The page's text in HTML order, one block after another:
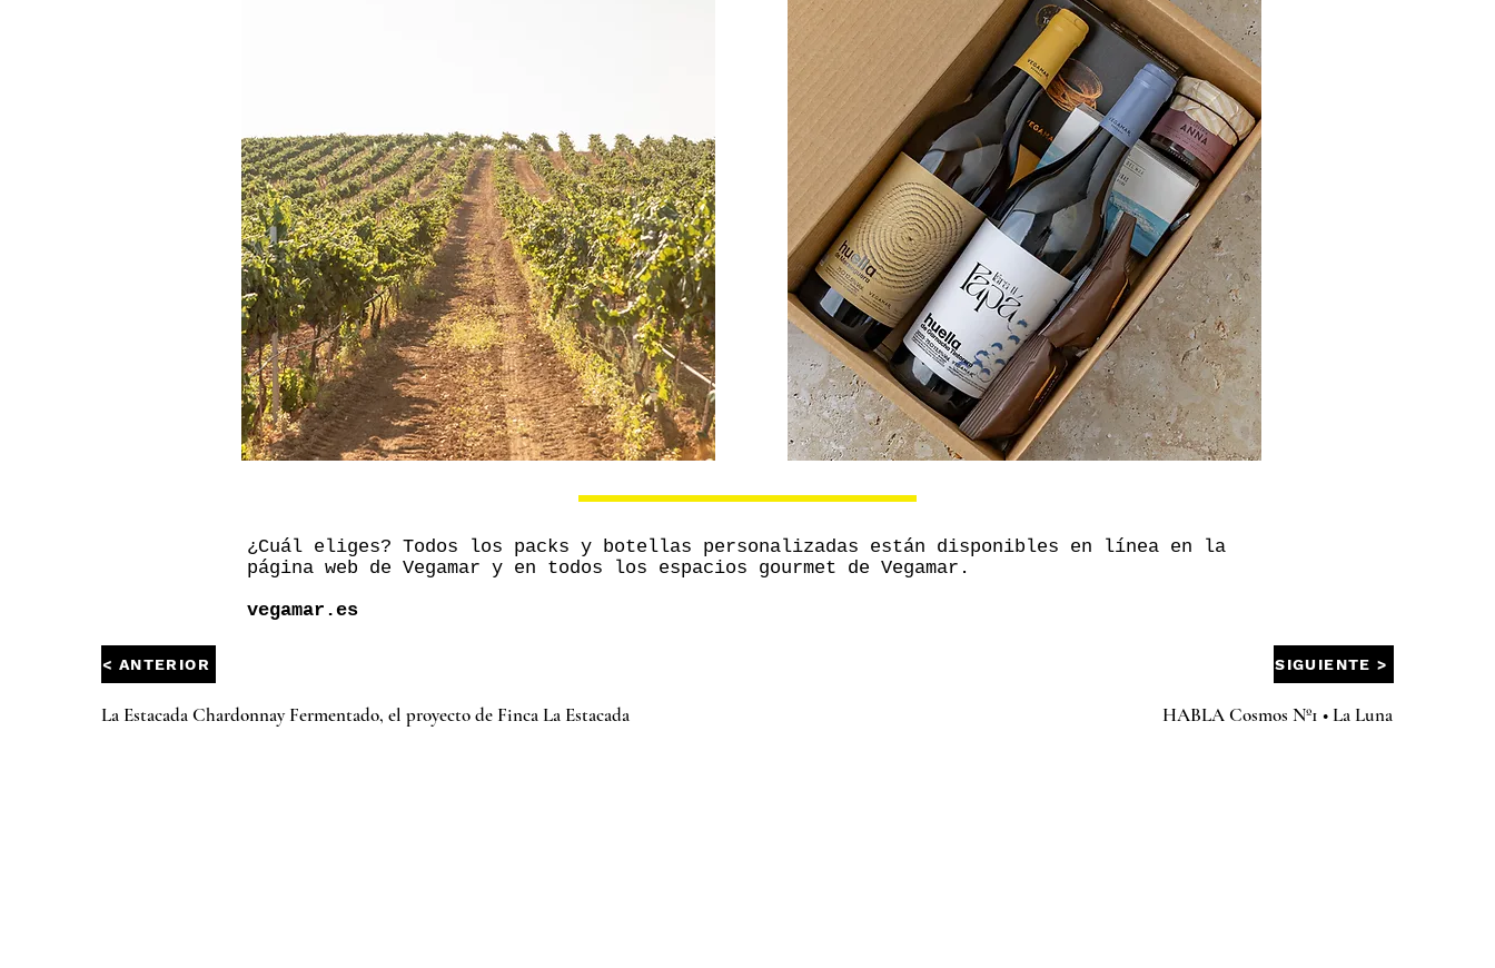
¿Cuál eliges? Todos los packs y botellas personalizadas están disponibles en línea en la
página web de Vegamar y en todos los espacios gourmet de Vegamar.
vegamar.es
< ANTERIOR
La Estacada Chardonnay Fermentado, el proyecto de Finca La Estacada
SIGUIENTE >
HABLA Cosmos Nº1 • La Luna